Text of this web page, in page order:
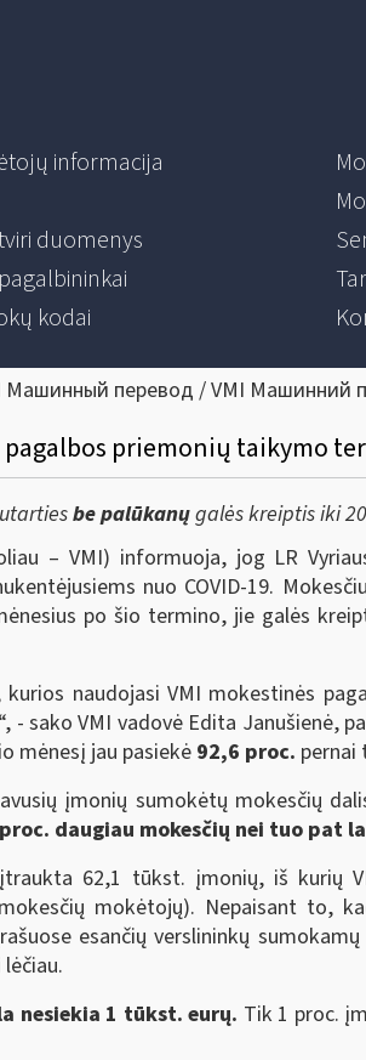
informacija
duomenys
kodai
Машинный перевод / VMI Машинний
priemonių taikymo
be palūkanųgalės kreiptis iki
– VMI) informuoja, jog LR
nuo COVID-19.
po šio termino, jie galės
naudojasi VMI mokestinės
sako VMI vadovė Edita Janušienė,
mėnesį jau pasiekė 92,6 proc. pernai
įmonių sumokėtų mokesčių
daugiau mokesčių nei tuo pat
62,1 tūkst. įmonių, iš kurių
mokėtojų). Nepaisant to,
esančių verslininkų
nesiekia 1 tūkst. eurų. Tik 1 proc.